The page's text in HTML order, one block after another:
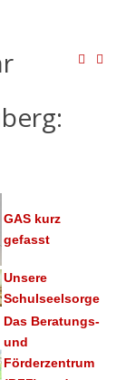
GAS kurz
gefasst
Unsere
Schulseelsorge
Das Beratungs-
und
Förderzentrum